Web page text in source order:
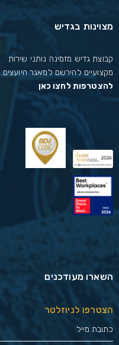
מצוינות בגדיש
קבוצת גדיש מזמינה נותני שירות
מקצועיים להירשם למאגר היועצים.
להצטרפות לחצו כאן
השארו מעודכנים
הצטרפו לניוזלטר